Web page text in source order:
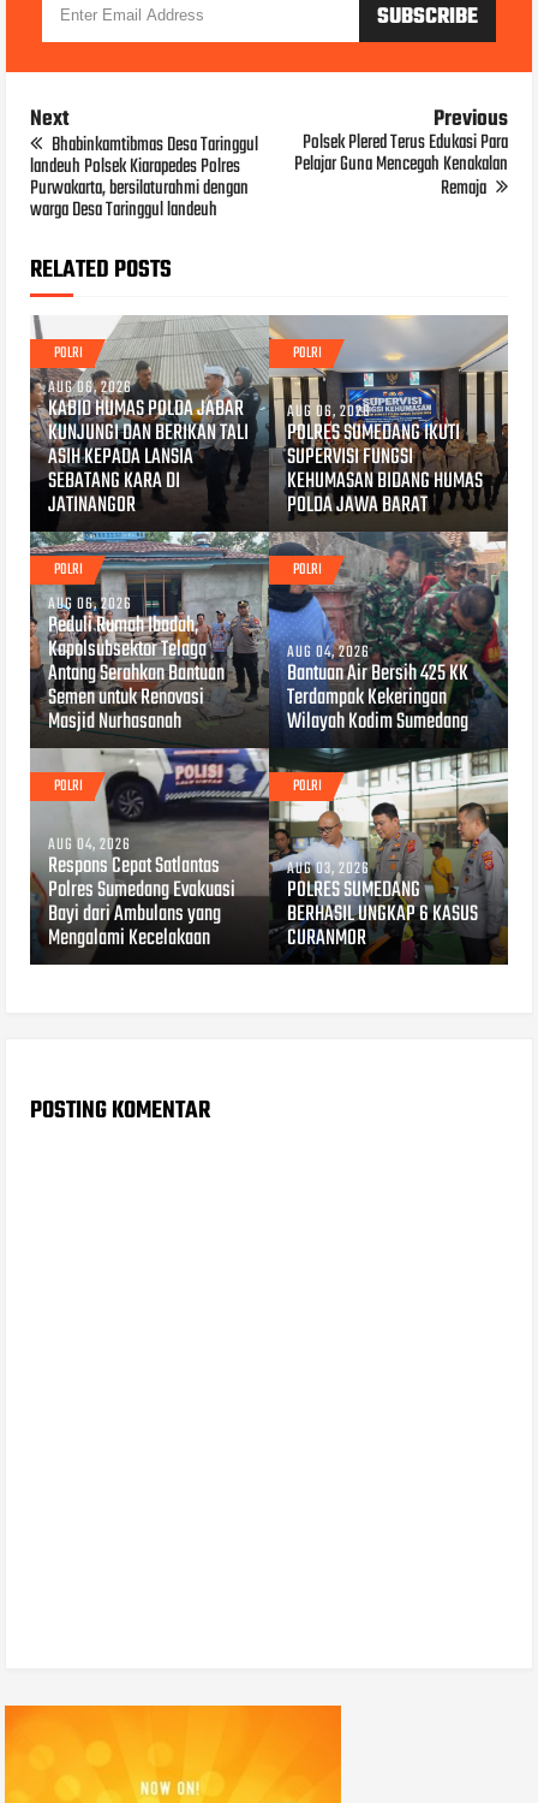
Next
Bhabinkamtibmas Desa Taringgul
landeuh Polsek Kiarapedes Polres
Purwakarta, bersilaturahmi dengan
warga Desa Taringgul landeuh
Previous
Polsek Plered Terus Edukasi Para
Pelajar Guna Mencegah Kenakalan
Remaja
RELATED POSTS
POLRI
AUG 06, 2026
KABID HUMAS POLDA JABAR
KUNJUNGI DAN BERIKAN TALI
ASIH KEPADA LANSIA
SEBATANG KARA DI
JATINANGOR
POLRI
AUG 06, 2026
POLRES SUMEDANG IKUTI
SUPERVISI FUNGSI
KEHUMASAN BIDANG HUMAS
POLDA JAWA BARAT
POLRI
AUG 06, 2026
Peduli Rumah Ibadah,
Kapolsubsektor Telaga
Antang Serahkan Bantuan
Semen untuk Renovasi
Masjid Nurhasanah
POLRI
AUG 04, 2026
Bantuan Air Bersih 425 KK
Terdampak Kekeringan
Wilayah Kodim Sumedang
POLRI
AUG 04, 2026
Respons Cepat Satlantas
Polres Sumedang Evakuasi
Bayi dari Ambulans yang
Mengalami Kecelakaan
POLRI
AUG 03, 2026
POLRES SUMEDANG
BERHASIL UNGKAP 6 KASUS
CURANMOR
POSTING KOMENTAR